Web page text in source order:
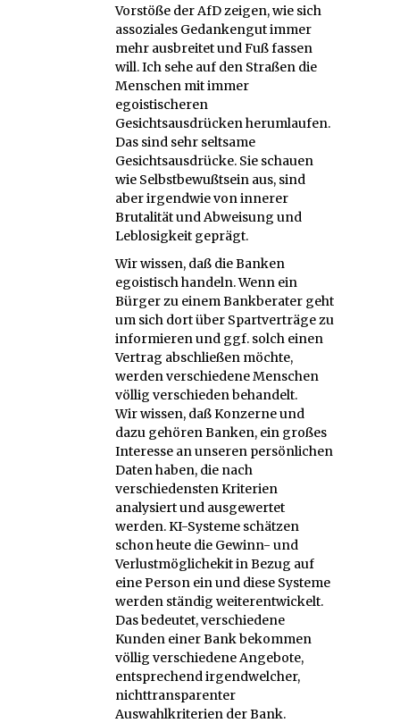
Vorstöße der AfD zeigen, wie sich
assoziales Gedankengut immer
mehr ausbreitet und Fuß fassen
will. Ich sehe auf den Straßen die
Menschen mit immer
egoistischeren
Gesichtsausdrücken herumlaufen.
Das sind sehr seltsame
Gesichtsausdrücke. Sie schauen
wie Selbstbewußtsein aus, sind
aber irgendwie von innerer
Brutalität und Abweisung und
Leblosigkeit geprägt.
Wir wissen, daß die Banken
egoistisch handeln. Wenn ein
Bürger zu einem Bankberater geht
um sich dort über Spartverträge zu
informieren und ggf. solch einen
Vertrag abschließen möchte,
werden verschiedene Menschen
völlig verschieden behandelt.
Wir wissen, daß Konzerne und
dazu gehören Banken, ein großes
Interesse an unseren persönlichen
Daten haben, die nach
verschiedensten Kriterien
analysiert und ausgewertet
werden. KI-Systeme schätzen
schon heute die Gewinn- und
Verlustmöglichekit in Bezug auf
eine Person ein und diese Systeme
werden ständig weiterentwickelt.
Das bedeutet, verschiedene
Kunden einer Bank bekommen
völlig verschiedene Angebote,
entsprechend irgendwelcher,
nichttransparenter
Auswahlkriterien der Bank.